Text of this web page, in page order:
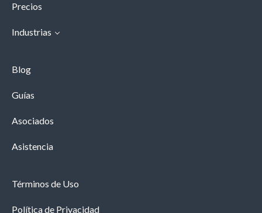
Precios
Industrias
Blog
Guías
Asociados
Asistencia
Términos de Uso
Política de Privacidad